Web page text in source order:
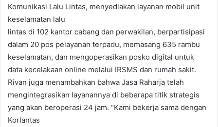
Komunikasi Lalu Lintas, menyediakan layanan mobil unit
keselamatan lalu
lintas di 102 kantor cabang dan perwakilan, berpartisipasi
dalam 20 pos pelayanan terpadu, memasang 635 rambu
keselamatan, dan mengoperasikan posko digital untuk
data kecelakaan online melalui IRSMS dan rumah sakit.
Rivan juga menambahkan bahwa Jasa Raharja telah
mengintegrasikan layanannya di beberapa titik strategis
yang akan beroperasi 24 jam. “Kami bekerja sama dengan
Korlantas